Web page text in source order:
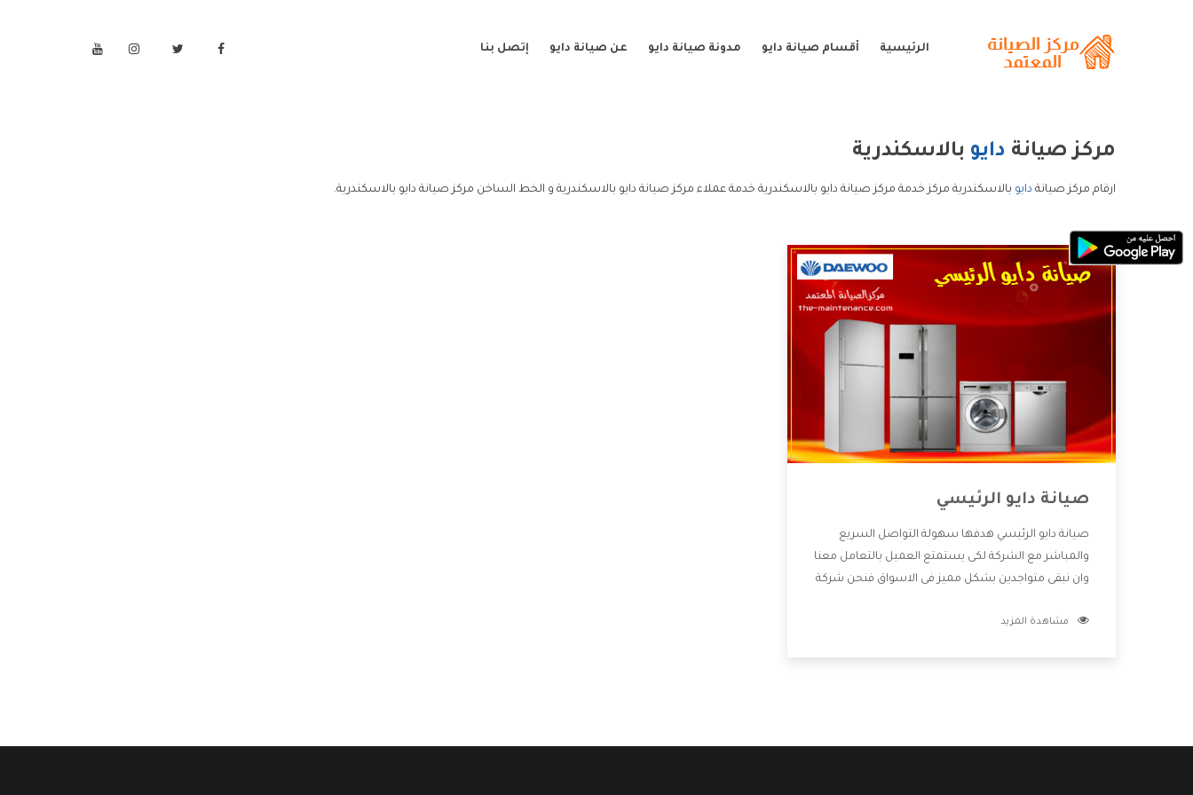
الرئيسية أقسام صيانة دايو مدونة صيانة دايو عن صيانة دايو إتصل بنا
مركز صيانة دايو بالاسكندرية
ارقام مركز صيانة دايو بالاسكندرية مركز خدمة مركز صيانة دايو بالاسكندرية خدمة عملاء مركز صيانة دايو بالاسكندرية و الخط الساخن مركز صيانة دايو بالاسكندرية.
صيانة دايو الرئيسي
صيانة دايو الرئيسي هدفها سهولة التواصل السريع
والمباشر مع الشركة لكى يستمتع العميل بالتعامل معنا
وان نبقى متواجدين بشكل مميز فى الاسواق فنحن شركة
بالخدمات التى تنفرد الشركة بها والتى تكون منها خدمة
مشاهدة المزيد